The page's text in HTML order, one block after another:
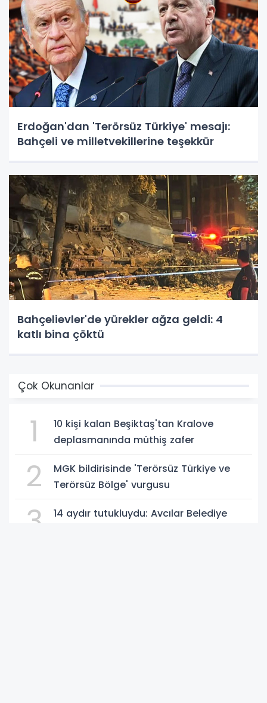
Erdoğan'dan 'Terörsüz Türkiye' mesajı:
Bahçeli ve milletvekillerine teşekkür
Bahçelievler'de yürekler ağza geldi: 4
katlı bina çöktü
Çok Okunanlar
1
10 kişi kalan Beşiktaş'tan Kralove
deplasmanında müthiş zafer
2
MGK bildirisinde 'Terörsüz Türkiye ve
Terörsüz Bölge' vurgusu
3
14 aydır tutukluydu: Avcılar Belediye